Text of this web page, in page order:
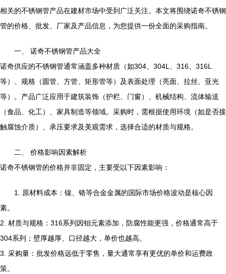
相关的不锈钢管产品在建材市场中受到广泛关注。本文将围绕诺奇不锈钢
管的价格、批发、厂家及产品信息，为您提供一份全面的采购指南。
一、 诺奇不锈钢管产品大全
诺奇供应的不锈钢管通常涵盖多种材质（如304、304L、316、316L
等）、规格（圆管、方管、矩形管等）及表面处理（亮面、拉丝、亚光
等）。产品广泛应用于建筑装饰（护栏、门窗）、机械结构、流体输送
（食品、化工）、家具制造等领域。采购时，需根据使用环境（如是否接
触腐蚀介质）、承压要求及美观需求，选择合适的材质与规格。
二、 价格影响因素解析
诺奇不锈钢管的价格并非固定，主要受以下因素影响：
1. 原材料成本：镍、铬等合金金属的国际市场价格波动是核心因
素。
2. 材质与规格：316系列因钼元素添加，防腐性能更强，价格通常高于
304系列；壁厚越厚、口径越大，单价也越高。
3. 采购量：批发价格远低于零售，量大通常享有更优的单价和运费政
策。